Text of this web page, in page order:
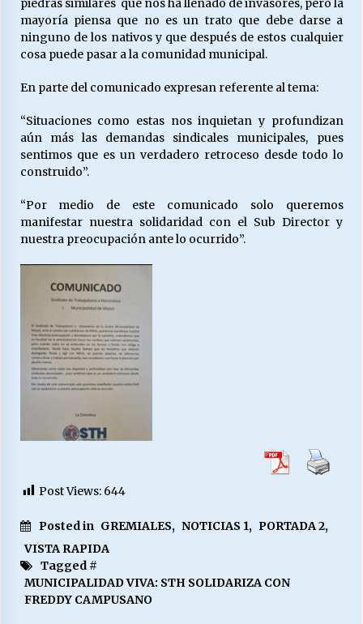
18/04/2026
06/04/2026
piedras similares que nos ha llenado de invasores, pero la
mayoría piensa que no es un trato que debe darse a
ninguno de los nativos y que después de estos cualquier
cosa puede pasar a la comunidad municipal.
En parte del comunicado expresan referente al tema:
“Situaciones como estas nos inquietan y profundizan
aún más las demandas sindicales municipales, pues
sentimos que es un verdadero retroceso desde todo lo
construido”.
“Por medio de este comunicado solo queremos
manifestar nuestra solidaridad con el Sub Director y
nuestra preocupación ante lo ocurrido”.
Post Views: 644
Posted in GREMIALES, NOTICIAS 1, PORTADA 2,
VISTA RAPIDA
Tagged #
MUNICIPALIDAD VIVA: STH SOLIDARIZA CON
FREDDY CAMPUSANO